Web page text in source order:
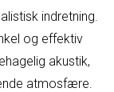
indretning.
og effektiv
akustik,
atmosfære.